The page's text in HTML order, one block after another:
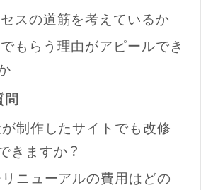
スの道筋を考えているか
もらう理由がアピールでき
問
制作したサイトでも改修
きますか？
ニューアルの費用はどの